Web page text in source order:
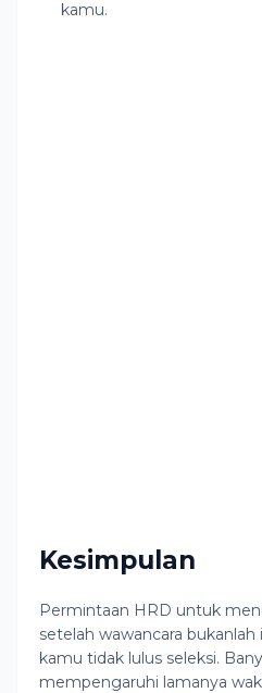
kamu.
Kesimpulan
Permintaan HRD untuk
setelah wawancara bukanlah
kamu tidak lulus seleksi.
mempengaruhi lamanya